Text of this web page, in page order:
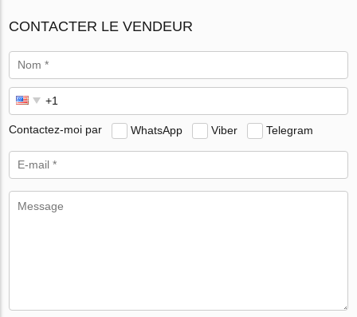
CONTACTER LE VENDEUR
Contactez-moi par WhatsApp Viber Telegram